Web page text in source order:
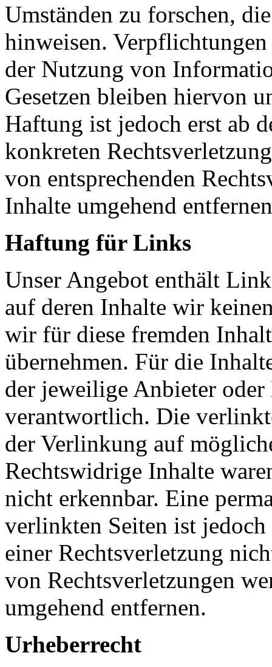
Umständen zu forschen,
hinweisen.
der Nutzung von
Gesetzen bleiben hiervon
Haftung ist jedoch erst ab
konkreten
von entsprechenden
Inhalte umgehend
Haftung für Links
Unser Angebot enthält
auf deren Inhalte wir
wir für diese fremden
übernehmen. Für die
der jeweilige Anbieter oder
verantwortlich. Die
der Verlinkung auf
Rechtswidrige Inhalte
nicht erkennbar. Eine
verlinkten Seiten ist
einer Rechtsverletzung
von Rechtsverletzungen
umgehend entfernen.
Urheberrecht